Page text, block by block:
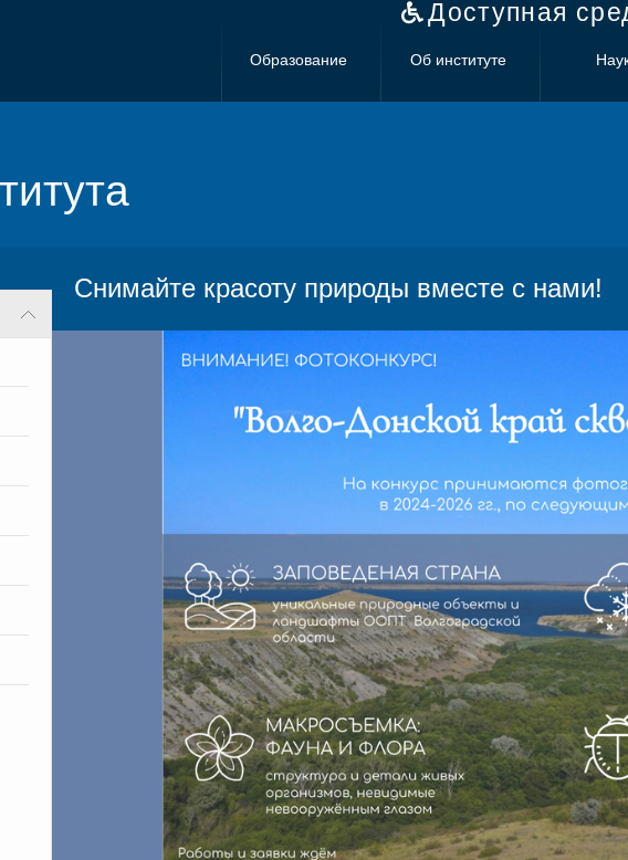
Доступная
Образование Об институте
Снимайте красоту природы вместе с нами!